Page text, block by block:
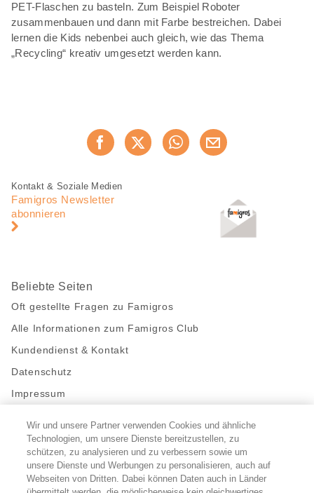
PET-Flaschen zu basteln. Zum Beispiel Roboter
zusammenbauen und dann mit Farbe bestreichen. Dabei
lernen die Kids nebenbei auch gleich, wie das Thema
„Recycling“ kreativ umgesetzt werden kann.
Jetzt weiterempfehlen
Fusszeile
Fusszeile
Navigation
Kontakt & Soziale Medien
Famigros Newsletter
abonnieren
Beliebte Seiten
Oft gestellte Fragen zu Famigros
Alle Informationen zum Famigros Club
Kundendienst & Kontakt
Datenschutz
Impressum
Bleibe mit uns in Kontakt
Facebook
https://twitter.com/migros
https://www.youtube.com/user/
PinterestInstagram
Wir und unsere Partner verwenden Cookies und ähnliche
Technologien, um unsere Dienste bereitzustellen, zu
schützen, zu analysieren und zu verbessern sowie um
unsere Dienste und Werbungen zu personalisieren, auch auf
Webseiten von Dritten. Dabei können Daten auch in Länder